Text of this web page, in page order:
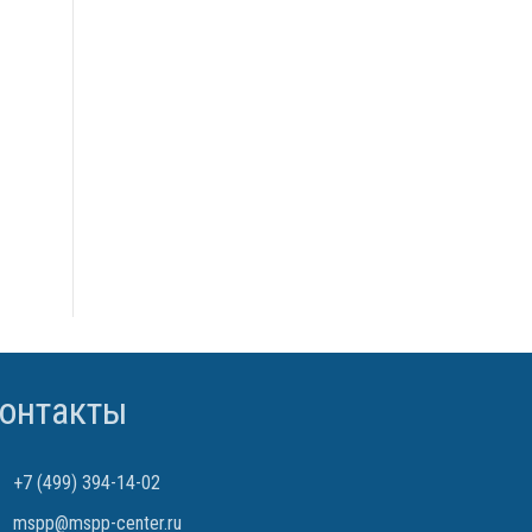
+7 (499) 394-14-02
mspp@mspp-center.ru